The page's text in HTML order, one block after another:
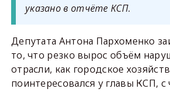
указано в отчёте КСП.
Депутата Антона Пархоменко
то, что резко вырос объём
отрасли, как городское
поинтересовался у главы КСП, с